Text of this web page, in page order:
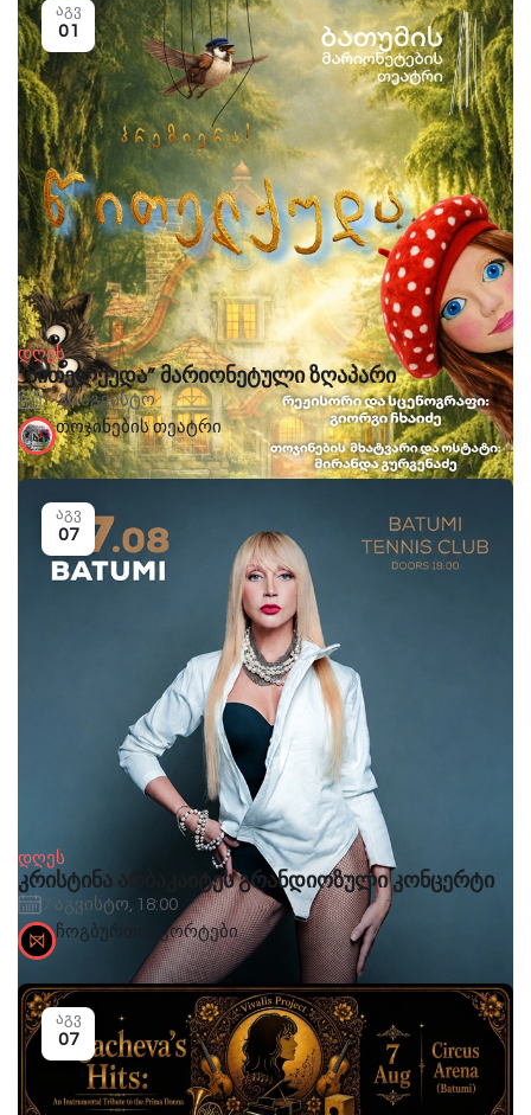
დღეს
“წითელქუდა” მარიონეტული ზღაპარი
1-30 აგვისტო
აგვ
01
თოჯინების თეატრი
დღეს
კრისტინა არბაკაიტეს გრანდიოზული კონცერტი
7 აგვისტო, 18:00
აგვ
07
ჩოგბურთის კორტები
აგვ
07